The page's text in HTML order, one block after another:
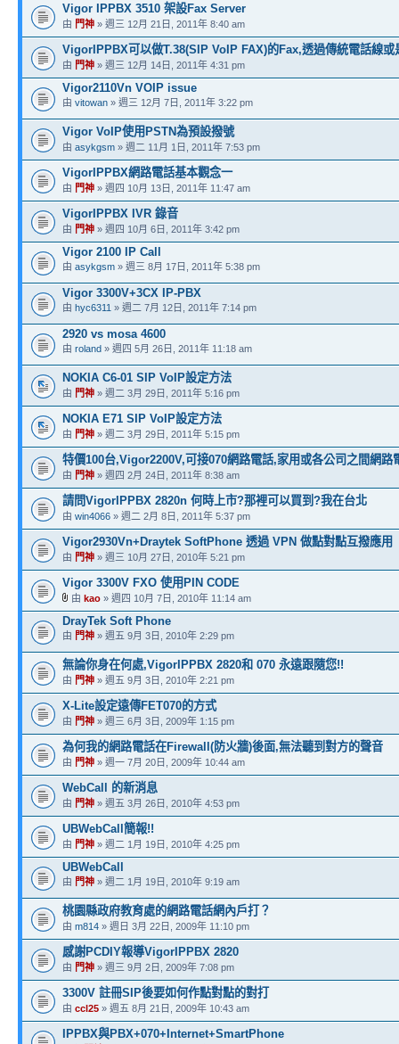
Vigor IPPBX 3510 架設Fax Server
由 門神 » 週三 12月 21日, 2011年 8:40 am
VigorIPPBX可以做T.38(SIP VoIP FAX)的Fax,透過傳統電話線
由 門神 » 週三 12月 14日, 2011年 4:31 pm
Vigor2110Vn VOIP issue
由 vitowan » 週三 12月 7日, 2011年 3:22 pm
Vigor VoIP使用PSTN為預設撥號
由 asykgsm » 週二 11月 1日, 2011年 7:53 pm
VigorIPPBX網路電話基本觀念一
由 門神 » 週四 10月 13日, 2011年 11:47 am
VigorIPPBX IVR 錄音
由 門神 » 週四 10月 6日, 2011年 3:42 pm
Vigor 2100 IP Call
由 asykgsm » 週三 8月 17日, 2011年 5:38 pm
Vigor 3300V+3CX IP-PBX
由 hyc6311 » 週二 7月 12日, 2011年 7:14 pm
2920 vs mosa 4600
由 roland » 週四 5月 26日, 2011年 11:18 am
NOKIA C6-01 SIP VoIP設定方法
由 門神 » 週二 3月 29日, 2011年 5:16 pm
NOKIA E71 SIP VoIP設定方法
由 門神 » 週二 3月 29日, 2011年 5:15 pm
特價100台,Vigor2200V,可接070網路電話,家用或各公司之間網路
由 門神 » 週四 2月 24日, 2011年 8:38 am
請問VigorIPPBX 2820n 何時上市?那裡可以買到?我在台北
由 win4066 » 週二 2月 8日, 2011年 5:37 pm
Vigor2930Vn+Draytek SoftPhone 透過 VPN 做點對點互撥應用
由 門神 » 週三 10月 27日, 2010年 5:21 pm
Vigor 3300V FXO 使用PIN CODE
由 kao » 週四 10月 7日, 2010年 11:14 am
DrayTek Soft Phone
由 門神 » 週五 9月 3日, 2010年 2:29 pm
無論你身在何處,VigorIPPBX 2820和 070 永遠跟隨您!!
由 門神 » 週五 9月 3日, 2010年 2:21 pm
X-Lite設定遠傳FET070的方式
由 門神 » 週三 6月 3日, 2009年 1:15 pm
為何我的網路電話在Firewall(防火牆)後面,無法聽到對方的聲音
由 門神 » 週一 7月 20日, 2009年 10:44 am
WebCall 的新消息
由 門神 » 週五 3月 26日, 2010年 4:53 pm
UBWebCall簡報!!
由 門神 » 週二 1月 19日, 2010年 4:25 pm
UBWebCall
由 門神 » 週二 1月 19日, 2010年 9:19 am
桃園縣政府教育處的網路電話網內戶打？
由 m814 » 週日 3月 22日, 2009年 11:10 pm
感謝PCDIY報導VigorIPPBX 2820
由 門神 » 週三 9月 2日, 2009年 7:08 pm
3300V 註冊SIP後要如何作點對點的對打
由 ccl25 » 週五 8月 21日, 2009年 10:43 am
IPPBX與PBX+070+Internet+SmartPhone